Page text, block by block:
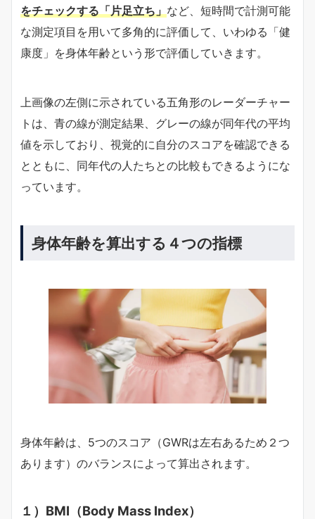
をチェックする「片足立ち」など、短時間で計測可能
な測定項目を用いて多角的に評価して、いわゆる「健
康度」を身体年齢という形で評価していきます。
上画像の左側に示されている五角形のレーダーチャー
トは、青の線が測定結果、グレーの線が同年代の平均
値を示しており、視覚的に自分のスコアを確認できる
とともに、同年代の人たちとの比較もできるようにな
っています。
身体年齢を算出する４つの指標
身体年齢は、5つのスコア（GWRは左右あるため２つ
あります）のバランスによって算出されます。
１）BMI（Body Mass Index）